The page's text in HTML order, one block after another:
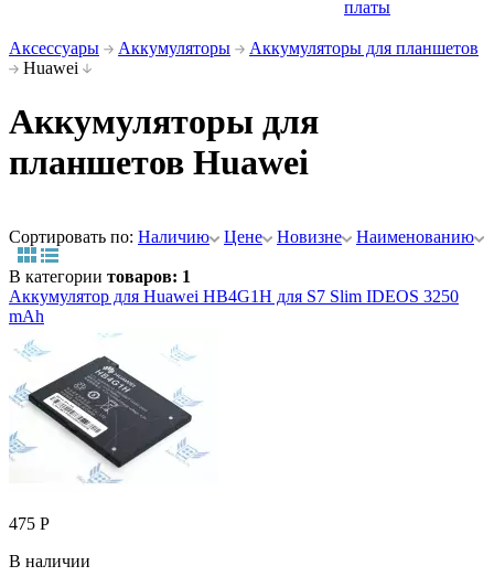
платы
Аксессуары Аккумуляторы
Аккумуляторы для планшетов
Huawei
Аккумуляторы для
планшетов Huawei
Сортировать по: Наличию Цене Новизне Наименованию
В категории товаров: 1
Аккумулятор для Huawei HB4G1H для S7 Slim IDEOS 3250
mAh
475 Р
В наличии